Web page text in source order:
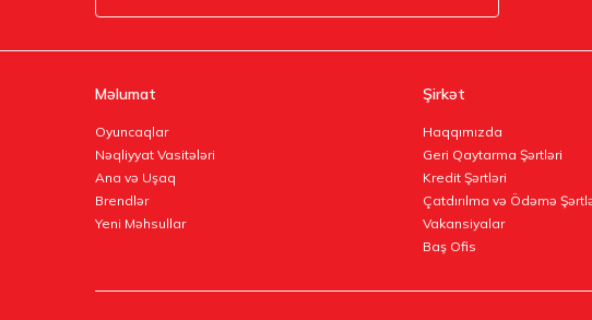
Məlumat
Oyuncaqlar
Nəqliyyat Vasitələri
Ana və Uşaq
Brendlər
Yeni Məhsullar
Şirkət
Haqqımızda
Geri Qaytarma Şərtləri
Kredit Şərtləri
Çatdırılma və Ödəmə
Vakansiyalar
Baş Ofis